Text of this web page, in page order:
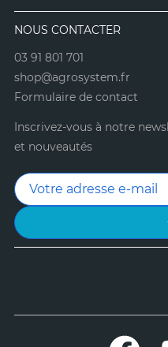
NOUS CONTACTER
03 91 801 701
shop@agrosystem.fr
Formulaire de contact
Inscrivez-vous à notre
et nouveautés